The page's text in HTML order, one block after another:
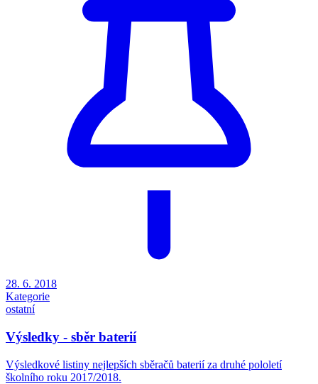
28. 6. 2018
Kategorie
ostatní
Výsledky - sběr baterií
Výsledkové listiny nejlepších sběračů baterií za druhé pololetí
školního roku 2017/2018.